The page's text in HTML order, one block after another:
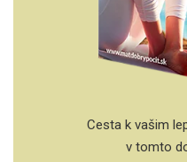
Cesta k vašim
v tomto